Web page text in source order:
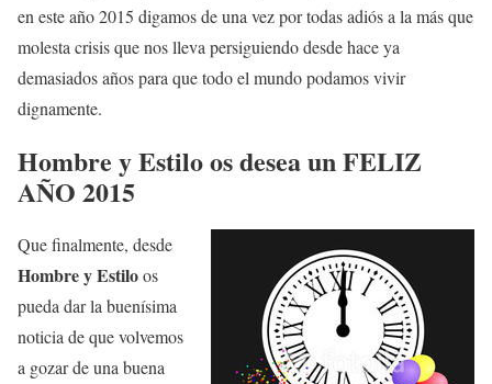
en este año 2015 digamos de una vez por todas adiós a la más que
molesta crisis que nos lleva persiguiendo desde hace ya
demasiados años para que todo el mundo podamos vivir
dignamente.
Hombre y Estilo os desea un FELIZ
AÑO 2015
Que finalmente, desde
Hombre y Estiloos
pueda dar la buenísima
noticia de que volvemos
a gozar de una buena